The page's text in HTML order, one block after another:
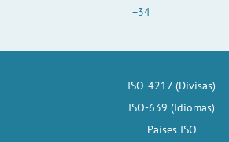
+34
ISO-4217 (Divisas)
ISO-639 (Idiomas)
Países ISO